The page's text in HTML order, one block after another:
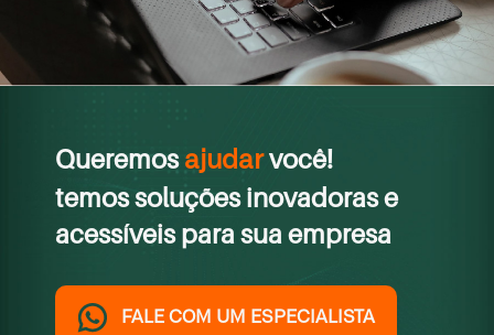
Queremos ajudarvocê!
temos soluções inovadoras e
acessíveis para sua empresa
FALE COM UM ESPECIALISTA